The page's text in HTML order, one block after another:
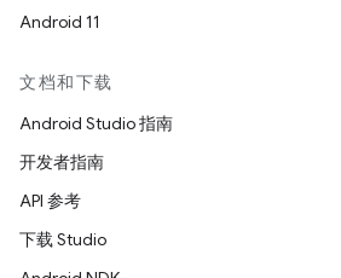
Android 11
文档和下载
Android Studio 指南
开发者指南
API 参考
下载 Studio